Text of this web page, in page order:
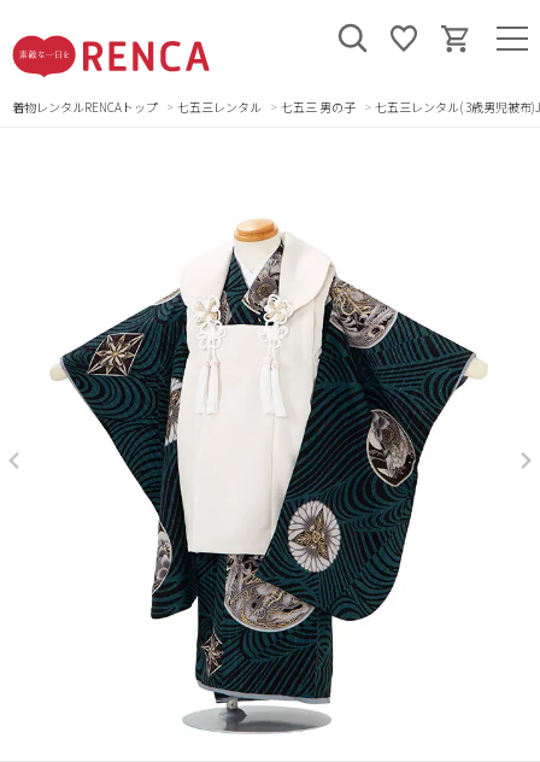
着物レンタルRENCAトップ 七五三レンタル 七五三 男の子 七五三レンタル( 3歳男児被布